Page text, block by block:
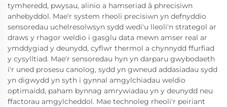
tymheredd, pwysau, alinio a hamseriad â phrecisiwn
anhebyddol. Mae'r system rheoli precisiwn yn defnyddio
sensoredau uchelresolwsyn sydd wedi'u lleoli'n strategol ar
draws y rhagor weldio i gasglu data mewn amser real ar
ymddygiad y deunydd, cyflwr thermol a chynnydd ffurfiad
y cysylltiad. Mae'r sensoredau hyn yn darparu gwybodaeth
i'r uned prosesu canolog, sydd yn gwneud addasiadau sydd
yn digwydd yn syth i gynnal amgylchiadau weldio
optimaidd, paham bynnag amrywiadau yn y deunydd neu
ffactorau amgylcheddol. Mae technoleg rheoli'r peiriant